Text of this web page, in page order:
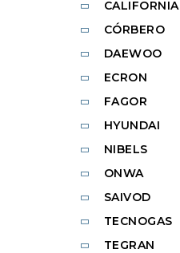
CALIFORNIA
CÓRBERO
DAEWOO
ECRON
FAGOR
HYUNDAI
NIBELS
ONWA
SAIVOD
TECNOGAS
TEGRAN